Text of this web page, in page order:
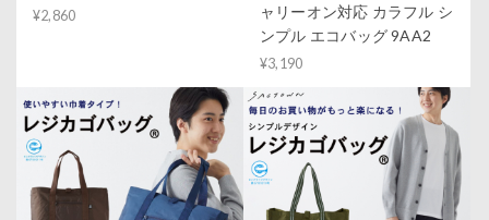
¥2,860
ャリーオン対応 カラフル シ
ンプル エコバッグ 9AA2
¥3,190